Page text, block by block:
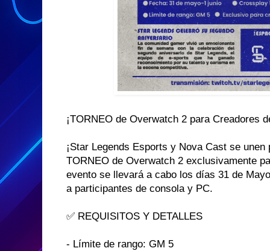
¡TORNEO de Overwatch 2 para Creadores
¡Star Legends Esports y Nova Cast se
TORNEO de Overwatch 2 exclusivamente
evento se llevará a cabo los días 31 de
a participantes de consola y PC.
✅ REQUISITOS Y DETALLES
- Límite de rango: GM 5